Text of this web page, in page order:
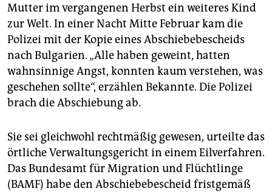
Mutter im vergangenen Herbst ein weiteres Kind
zur Welt. In einer Nacht Mitte Februar kam die
Polizei mit der Kopie eines Abschiebebescheids
nach Bulgarien. „Alle haben geweint, hatten
wahnsinnige Angst, konnten kaum verstehen, was
geschehen sollte“, erzählen Bekannte. Die Polizei
brach die Abschiebung ab.
Sie sei gleichwohl rechtmäßig gewesen, urteilte das
örtliche Verwaltungsgericht in einem Eilverfahren.
Das Bundesamt für Migration und Flüchtlinge
(BAMF) habe den Abschiebebescheid fristgemäß